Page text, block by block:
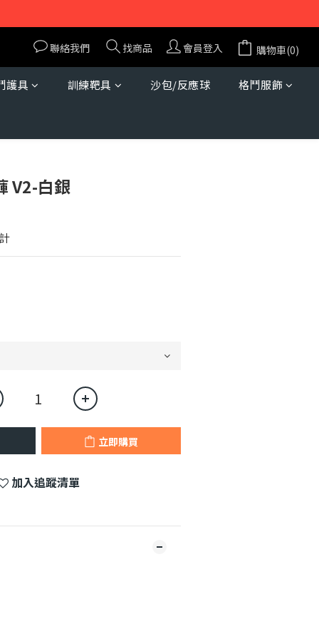
聯絡我們 找商品 會員登入 購物車(0)
護具 訓練靶具 沙包/反應球 格鬥服飾
V2-白銀
立即購買
加入追蹤清單